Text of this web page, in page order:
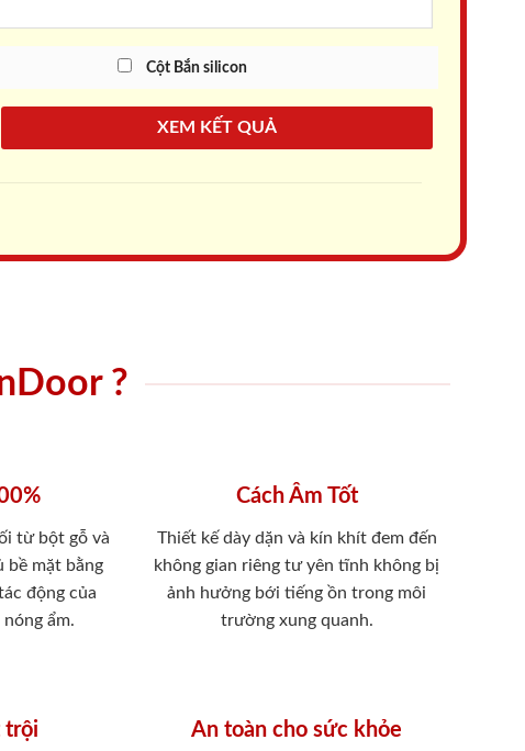
Cột Bắn silicon
XEM KẾT QUẢ
?
từ bột gỗ và
bề mặt bằng
động của
ẩm.
Cách Âm Tốt
Thiết kế dày dặn và kín khít đem đến
không gian riêng tư yên tĩnh không bị
ảnh hưởng bới tiếng ồn trong môi
trường xung quanh.
trội An toàn cho sức khỏe